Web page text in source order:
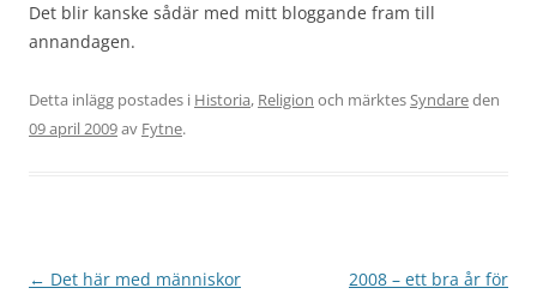
Det blir kanske sådär med mitt bloggande fram till
annandagen.
Detta inlägg postades i Historia, Religion och märktesSyndareden
09 april 2009av Fytne.
Inläggsnavigering
← Det här med människor
2008 – ett bra år för